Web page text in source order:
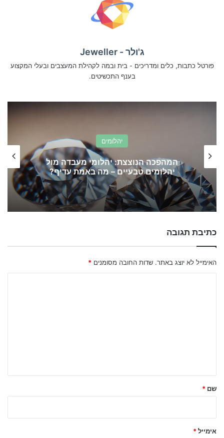
ג'ולר - Jeweller
פורטל כתבות, כלים ומדריכים - בית ובמה לקהילת המעצבים ובעלי המקצוע
בענף התכשיטים.
יהלומים
המהפכה הנוצצת: יהלומי מעבדה מול
יהלומים טבעיים – מה באמת עדיף?
כתיבת תגובה
האימייל לא יוצג באתר. שדות החובה מסומנים *
ל
שם *
אימייל *